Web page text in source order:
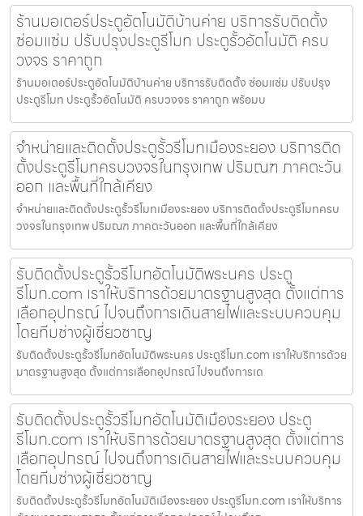
ร้านมอเตอร์ประตูอัตโนมัติบ้านค่าย บริการรับติดตั้ง
ซ่อมแซ่ม ปรับปรุงประตูรีโมท ประตูรั้วอัตโนมัติ ครบ
วงจร ราคาถูก
ร้านมอเตอร์ประตูอัตโนมัติบ้านค่าย บริการรับติดตั้ง ซ่อมแซ่ม ปรับปรุง
ประตูรีโมท ประตูรั้วอัตโนมัติ ครบวงจร ราคาถูก พร้อมบ
จำหน่ายและติดตั้งประตูรั้วรีโมทเมืองระยอง บริการติด
ตั้งประตูรีโมทครบวงจรในกรุงเทพ ปริมณฑ ภาคตะวัน
ออก และพื้นที่ใกล้เคียง
จำหน่ายและติดตั้งประตูรั้วรีโมทเมืองระยอง บริการติดตั้งประตูรีโมทครบ
วงจรในกรุงเทพ ปริมณฑ ภาคตะวันออก และพื้นที่ใกล้เคียง
รับติดตั้งประตูรั้วรีโมทอัตโนมัติพระนคร ประตู
รีโมท.com เราให้บริการด้วยมาตรฐานสูงสุด ตั้งแต่การ
เลือกอุปกรณ์ ไปจนถึงการเดินสายไฟและระบบควบคุม
โดยทีมช่างผู้เชี่ยวชาญ
รับติดตั้งประตูรั้วรีโมทอัตโนมัติพระนคร ประตูรีโมท.com เราให้บริการด้วย
มาตรฐานสูงสุด ตั้งแต่การเลือกอุปกรณ์ ไปจนถึงการเด
รับติดตั้งประตูรั้วรีโมทอัตโนมัติเมืองระยอง ประตู
รีโมท.com เราให้บริการด้วยมาตรฐานสูงสุด ตั้งแต่การ
เลือกอุปกรณ์ ไปจนถึงการเดินสายไฟและระบบควบคุม
โดยทีมช่างผู้เชี่ยวชาญ
รับติดตั้งประตูรั้วรีโมทอัตโนมัติเมืองระยอง ประตูรีโมท.com เราให้บริการ